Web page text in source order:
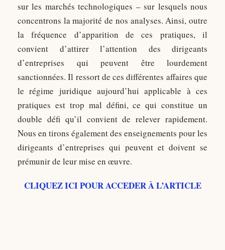
sur les marchés technologiques – sur lesquels nous
concentrons la majorité de nos analyses. Ainsi, outre
la fréquence d’apparition de ces pratiques, il
convient d’attirer l’attention des dirigeants
d’entreprises qui peuvent être lourdement
sanctionnées. Il ressort de ces différentes affaires que
le régime juridique aujourd’hui applicable à ces
pratiques est trop mal défini, ce qui constitue un
double défi qu’il convient de relever rapidement.
Nous en tirons également des enseignements pour les
dirigeants d’entreprises qui peuvent et doivent se
prémunir de leur mise en œuvre.
CLIQUEZ ICI POUR ACCEDER À L’ARTICLE